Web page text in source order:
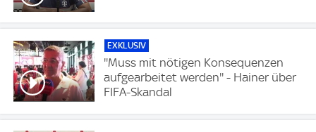
EXKLUSIV
''Muss mit nötigen Konsequenzen
aufgearbeitet werden'' - Hainer über
FIFA-Skandal